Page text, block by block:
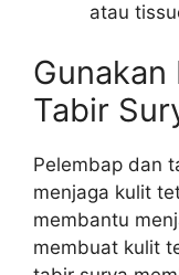
atau
Gunakan
Tabir
Pelembap dan
menjaga kulit
membantu
membuat kulit